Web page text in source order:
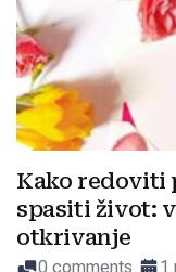
Kako redoviti
spasiti život:
otkrivanje
0 comments 1